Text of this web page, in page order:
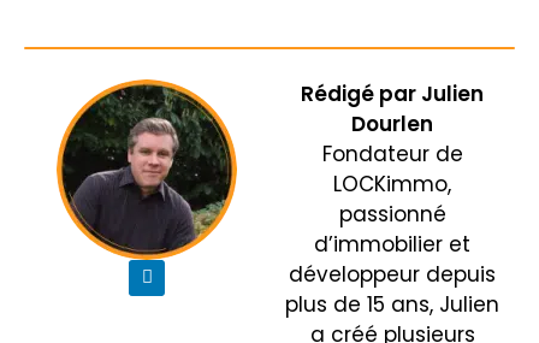
Rédigé par Julien
Dourlen
Fondateur de
LOCKimmo,
passionné
d’immobilier et
développeur depuis
plus de 15 ans, Julien
a créé plusieurs